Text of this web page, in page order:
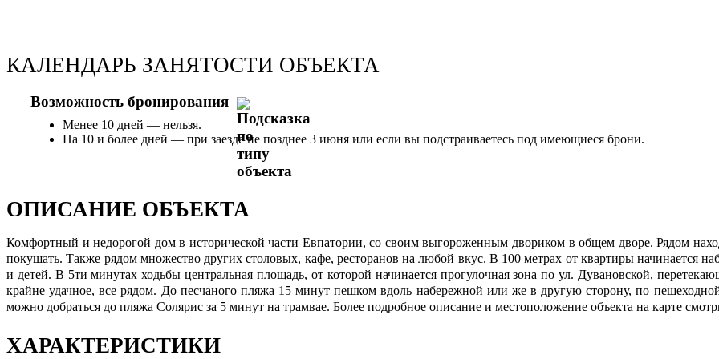
КАЛЕНДАРЬ ЗАНЯТОСТИ ОБЪЕКТА
Возможность бронирования
Менее 10 дней — нельзя.
На 10 и более дней — при заезде не позднее 3 июня или если вы подстраиваетесь под имеющиеся брони.
ОПИСАНИЕ ОБЪЕКТА
Комфортный и недорогой дом в исторической части Евпатории, со своим выгороженным двориком в общем дворе. Рядом
покушать. Также рядом множество других столовых, кафе, ресторанов на любой вкус. В 100 метрах от квартиры начинается
и детей. В 5ти минутах ходьбы центральная площадь, от которой начинается прогулочная зона по ул. Дувановской,
крайне удачное, все рядом. До песчаного пляжа 15 минут пешком вдоль набережной или же в другую сторону, по
можно добраться до пляжа Солярис за 5 минут на трамвае. Более подробное описание и местоположение объекта на карте
ХАРАКТЕРИСТИКИ